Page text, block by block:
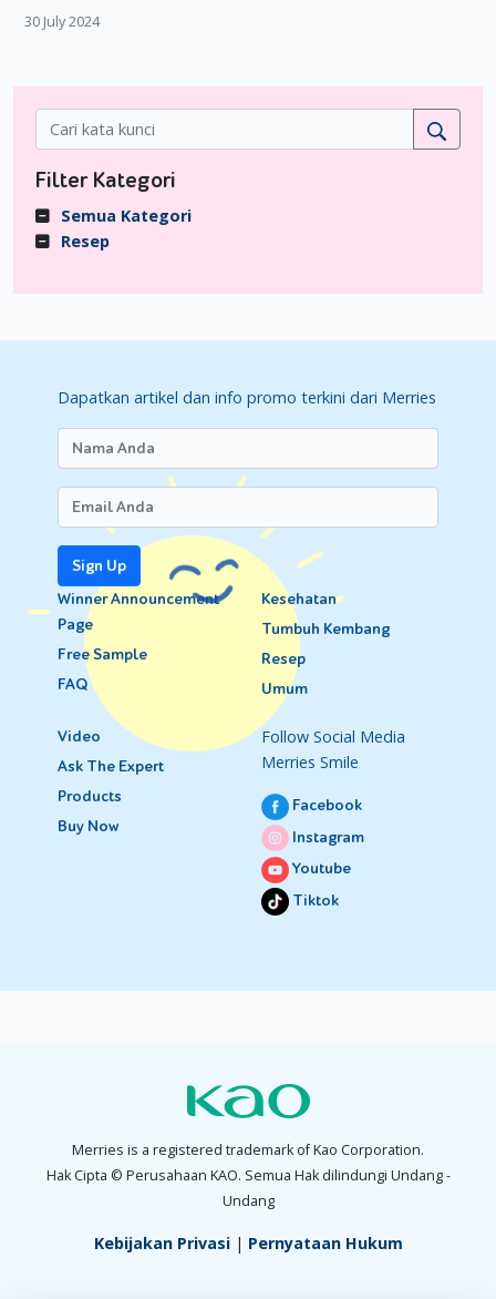
30 July 2024
Filter Kategori
Semua Kategori
Resep
Dapatkan artikel dan info promo terkini dari Merries
Sign Up
Winner Announcement
Page
Free Sample
FAQ
Kesehatan
Tumbuh Kembang
Resep
Umum
Video
Ask The Expert
Products
Buy Now
Follow Social Media
Merries Smile
Facebook
Instagram
Youtube
Tiktok
Merries is a registered trademark of Kao Corporation.
Hak Cipta © Perusahaan KAO. Semua Hak dilindungi Undang -
Undang
Kebijakan Privasi| Pernyataan Hukum